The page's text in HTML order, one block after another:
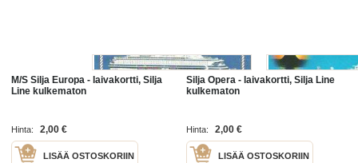
M/S Silja Europa - laivakortti, Silja
Line kulkematon
Hinta: 2,00 €
LISÄÄ OSTOSKORIIN
Silja Opera - laivakortti, Silja Line
kulkematon
Hinta: 2,00 €
LISÄÄ OSTOSKORIIN